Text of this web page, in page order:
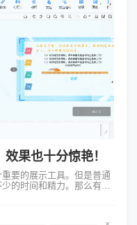
果也十分惊艳！
要的展示工具。但是普通
的时间和精力。那么有没